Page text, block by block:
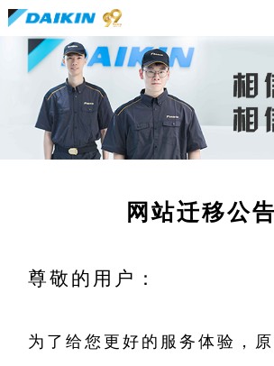
网站迁移公告
尊敬的用户：
为了给您更好的服务体验，